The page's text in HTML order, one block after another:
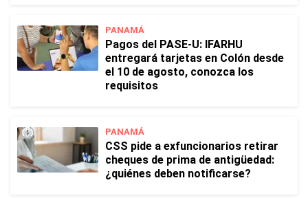
PANAMÁ
Pagos del PASE-U: IFARHU
entregará tarjetas en Colón desde
el 10 de agosto, conozca los
requisitos
PANAMÁ
CSS pide a exfuncionarios retirar
cheques de prima de antigüedad:
¿quiénes deben notificarse?